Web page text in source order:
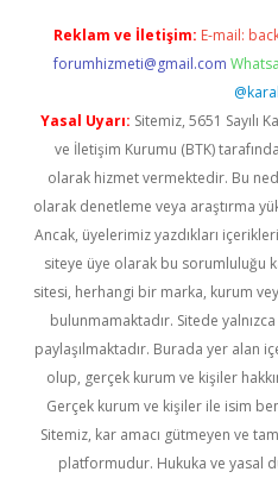
Reklam ve İletişim: E-mail:
forumhizmeti@gmail.com
Yasal Uyarı: Sitemiz, 5651 Sayılı
ve İletişim Kurumu (BTK)
olarak hizmet vermektedir. Bu
olarak denetleme veya araştırma
Ancak, üyelerimiz yazdıkları
siteye üye olarak bu sorumluluğu
sitesi, herhangi bir marka, kurum
bulunmamaktadır. Sitede
paylaşılmaktadır. Burada yer alan
olup, gerçek kurum ve kişiler
Gerçek kurum ve kişiler ile isim
Sitemiz, kar amacı gütmeyen ve
platformudur. Hukuka ve yasal